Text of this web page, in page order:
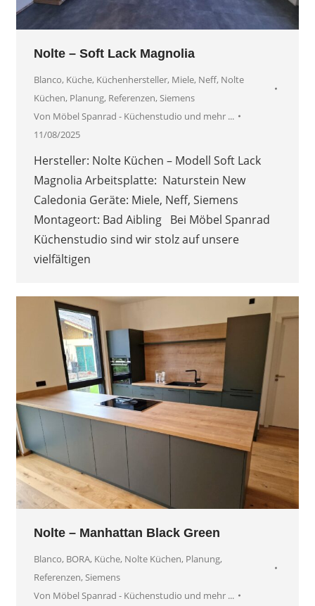
Nolte – Soft Lack Magnolia
Blanco, Küche, Küchenhersteller, Miele, Neff, Nolte
Küchen, Planung, Referenzen, Siemens
Von Möbel Spanrad - Küchenstudio und mehr ...
11/08/2025
Hersteller: Nolte Küchen – Modell Soft Lack
Magnolia Arbeitsplatte: Naturstein New
Caledonia Geräte: Miele, Neff, Siemens
Montageort: Bad Aibling Bei Möbel Spanrad
Küchenstudio sind wir stolz auf unsere
vielfältigen
Nolte – Manhattan Black Green
Blanco, BORA, Küche, Nolte Küchen, Planung,
Referenzen, Siemens
Von Möbel Spanrad - Küchenstudio und mehr ...